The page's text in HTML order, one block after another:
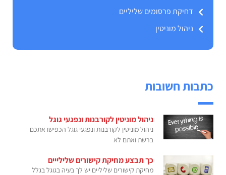
דחיקת פרסומים שליליים
ניהול מוניטין
כתבות חשובות
ניהול מוניטין לקורבנות ונפגעי גוגל
ניהול מוניטין לקורבנות ונפגעי גוגל הכפישו אתכם
ברשת ואתם לא
כך תבצע מחיקת קישורים שלילייים
מחיקת קישורים שליליים יש לך בעיה בגוגל בגלל